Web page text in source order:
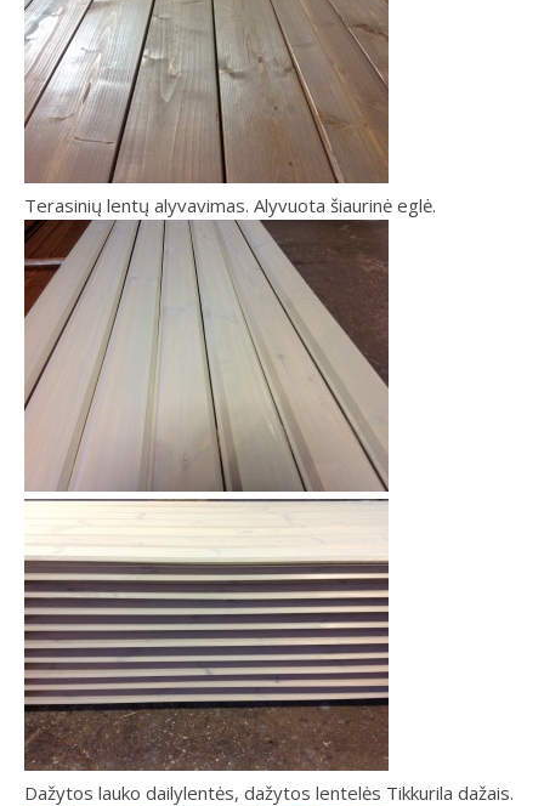
Terasinių lentų alyvavimas. Alyvuota šiaurinė eglė.
Dažytos lauko dailylentės, dažytos lentelės Tikkurila dažais.